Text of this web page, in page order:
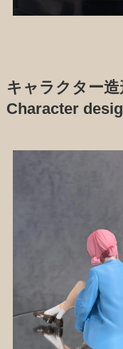
キャラクター造
Character